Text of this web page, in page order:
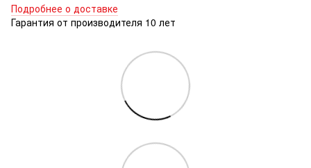
Подробнее о доставке
Гарантия от производителя 10 лет